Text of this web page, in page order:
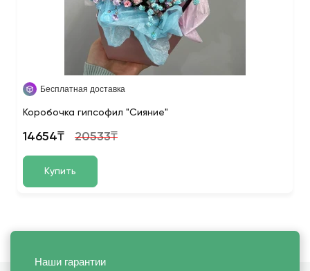
Бесплатная доставка
Коробочка гипсофил "Сияние"
14654₸ 20533₸
Купить
Наши гарантии